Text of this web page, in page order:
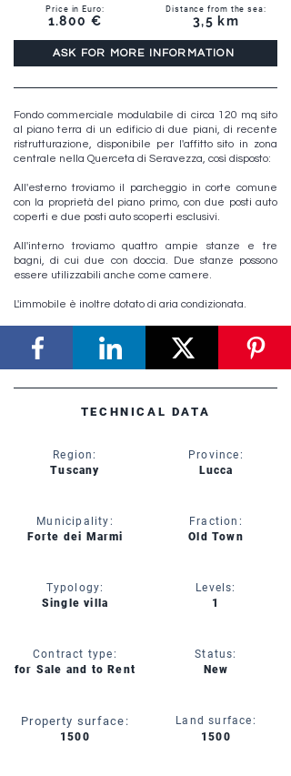
Price in Euro:
1.800 €
Distance from the sea:
3,5 km
ASK FOR MORE INFORMATION
Fondo commerciale modulabile di circa 120 mq sito
al piano terra di un edificio di due piani, di recente
ristrutturazione, disponibile per l'affitto sito in zona
centrale nella Querceta di Seravezza, così disposto:
All'esterno troviamo il parcheggio in corte comune
con la proprietà del piano primo, con due posti auto
coperti e due posti auto scoperti esclusivi.
All'interno troviamo quattro ampie stanze e tre
bagni, di cui due con doccia. Due stanze possono
essere utilizzabili anche come camere.
L'immobile è inoltre dotato di aria condizionata.
TECHNICAL DATA
Region:
Tuscany
Municipality:
Forte dei Marmi
Typology:
Single villa
Contract type:
for Sale and to Rent
Property surface:
1500
Province:
Lucca
Fraction:
Old Town
Levels:
1
Status:
New
Land surface:
1500